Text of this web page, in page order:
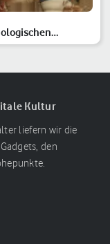
Kultur
liefern wir die
den